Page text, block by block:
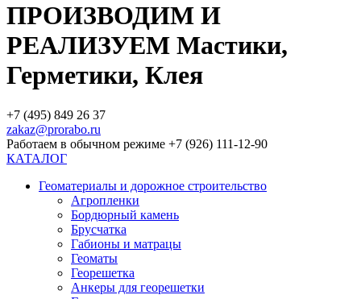
ПРОИЗВОДИМ И
РЕАЛИЗУЕМ Мастики,
Герметики, Клея
+7 (495) 849 26 37
zakaz@prorabo.ru
Работаем в обычном режиме +7 (926) 111-12-90
КАТАЛОГ
Геоматериалы и дорожное строительство
Агропленки
Бордюрный камень
Брусчатка
Габионы и матрацы
Геоматы
Георешетка
Анкеры для георешетки